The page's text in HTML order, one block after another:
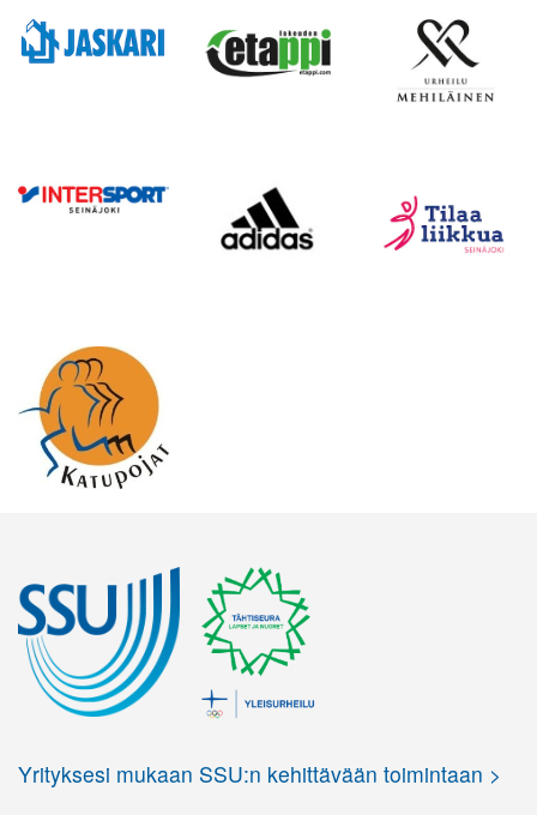
Yrityksesi mukaan SSU:n kehittävään toimintaan >